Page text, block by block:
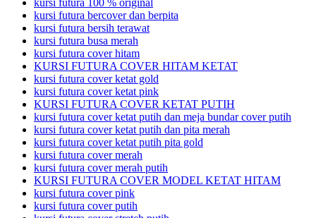
kursi futura 100 % original
kursi futura bercover dan berpita
kursi futura bersih terawat
kursi futura busa merah
kursi futura cover hitam
KURSI FUTURA COVER HITAM KETAT
kursi futura cover ketat gold
kursi futura cover ketat pink
KURSI FUTURA COVER KETAT PUTIH
kursi futura cover ketat putih dan meja bundar cover putih
kursi futura cover ketat putih dan pita merah
kursi futura cover ketat putih pita gold
kursi futura cover merah
kursi futura cover merah putih
KURSI FUTURA COVER MODEL KETAT HITAM
kursi futura cover pink
kursi futura cover putih